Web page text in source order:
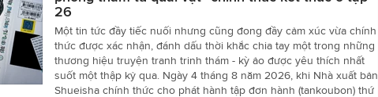
26
Một tin tức đầy tiếc nuối nhưng cũng đong đầy cảm xúc vừa chính
thức được xác nhận, đánh dấu thời khắc chia tay một trong những
thương hiệu truyện tranh trinh thám - kỳ ảo được yêu thích nhất
suốt một thập kỷ qua. Ngày 4 tháng 8 năm 2026, khi Nhà xuất bản
Shueisha chính thức cho phát hành tập đơn hành (tankoubon) thứ